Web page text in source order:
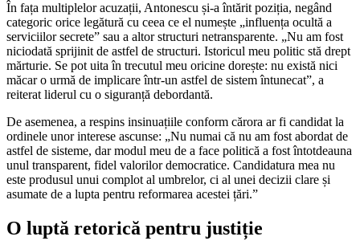
În fața multiplelor acuzații, Antonescu și-a întărit poziția, negând
categoric orice legătură cu ceea ce el numește „influența ocultă a
serviciilor secrete” sau a altor structuri netransparente. „Nu am fost
niciodată sprijinit de astfel de structuri. Istoricul meu politic stă drept
mărturie. Se pot uita în trecutul meu oricine dorește: nu există nici
măcar o urmă de implicare într-un astfel de sistem întunecat”, a
reiterat liderul cu o siguranță debordantă.
De asemenea, a respins insinuațiile conform cărora ar fi candidat la
ordinele unor interese ascunse: „Nu numai că nu am fost abordat de
astfel de sisteme, dar modul meu de a face politică a fost întotdeauna
unul transparent, fidel valorilor democratice. Candidatura mea nu
este produsul unui complot al umbrelor, ci al unei decizii clare și
asumate de a lupta pentru reformarea acestei țări.”
O luptă retorică pentru justiție